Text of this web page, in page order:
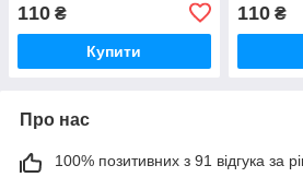
110 ₴
Купити
110₴
Про нас
100% позитивних з 91 відгука за